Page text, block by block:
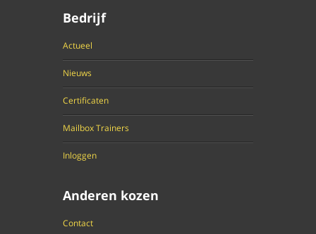
Neem de letters (incl. = (is) teken) over.
©BVT
Bedrijf
Actueel
Nieuws
Certificaten
Mailbox Trainers
Inloggen
Anderen kozen
Contact